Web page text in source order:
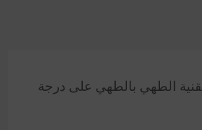
الطهي بالطهي على درجة